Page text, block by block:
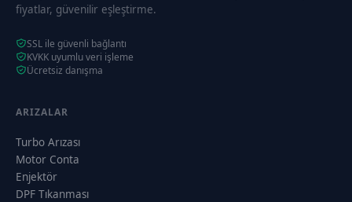
fiyatlar, güvenilir eşleştirme.
SSL ile güvenli bağlantı
KVKK uyumlu veri işleme
Ücretsiz danışma
ARIZALAR
Turbo Arızası
Motor Conta
Enjektör
DPF Tıkanması